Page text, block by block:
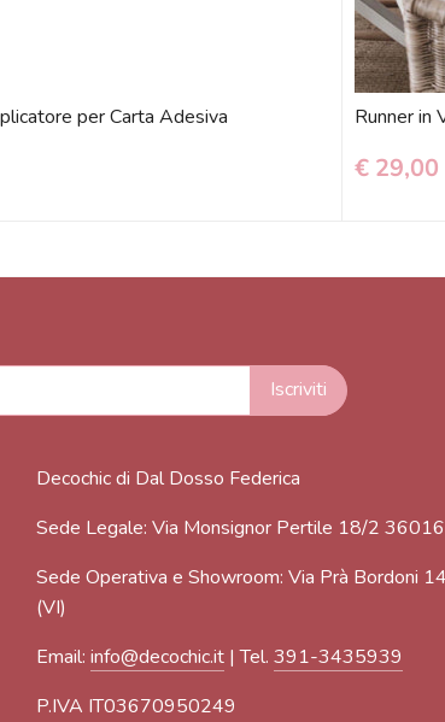
per Carta Adesiva Runner in
€ 29,00
Decochic di Dal Dosso Federica
Sede Legale: Via Monsignor Pertile 18/2 36016
Sede Operativa e Showroom: Via Prà Bordoni
(VI)
Email:info@decochic.it | Tel.391-3435939
P.IVA IT03670950249